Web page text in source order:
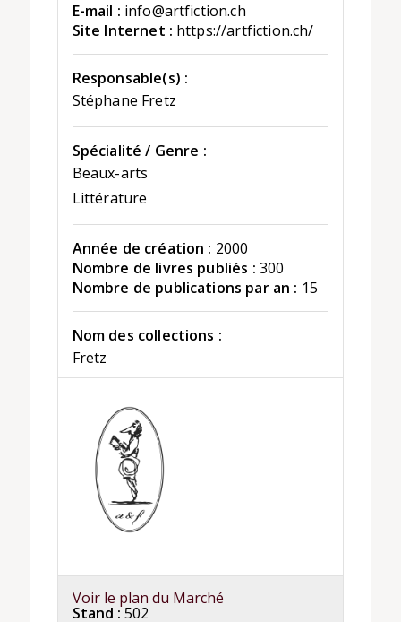
E-mail : info@artfiction.ch
Site Internet : https://artfiction.ch/
Responsable(s) :
Stéphane Fretz
Spécialité / Genre :
Beaux-arts
Littérature
Année de création : 2000
Nombre de livres publiés : 300
Nombre de publications par an : 15
Nom des collections :
Fretz
Voir le plan du Marché
Stand : 502